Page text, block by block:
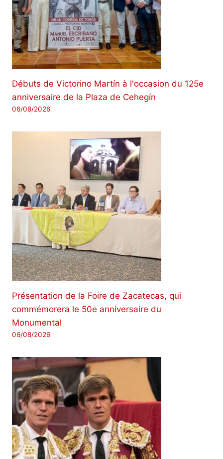
Débuts de Victorino Martín à l'occasion du 125e
anniversaire de la Plaza de Cehegín
06/08/2026
Présentation de la Foire de Zacatecas, qui
commémorera le 50e anniversaire du
Monumental
06/08/2026